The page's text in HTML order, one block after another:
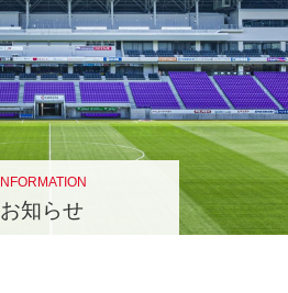
INFORMATION
お知らせ